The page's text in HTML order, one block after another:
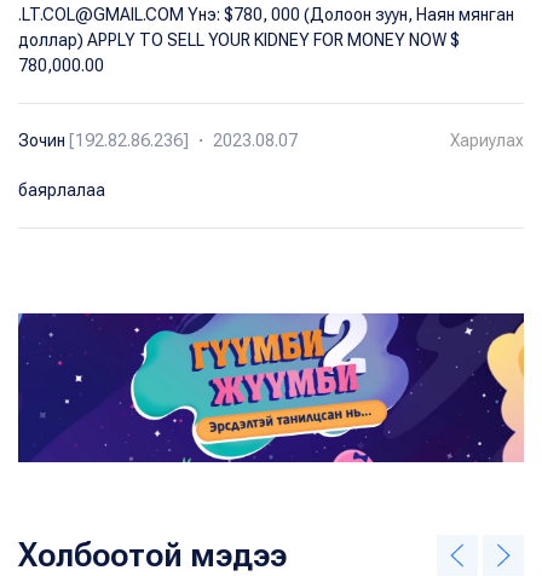
.LT.COL@GMAIL.COM Yнэ: $780, 000 (Долоон зуун, Наян мянган
доллар) APPLY TO SELL YOUR KIDNEY FOR MONEY NOW $
780,000.00
Зочин [192.82.86.236] ・ 2023.08.07 Хариулах
баярлалаа
Холбоотой мэдээ